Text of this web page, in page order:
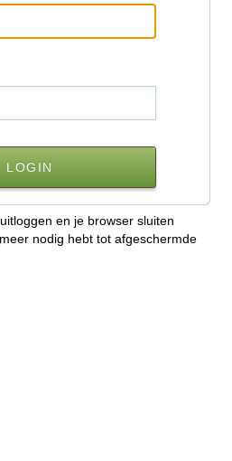
en je browser sluiten
nodig hebt tot afgeschermde